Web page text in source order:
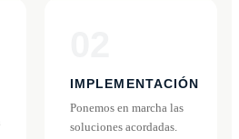
IMPLEMENTACIÓN
Ponemos en marcha las
soluciones acordadas.